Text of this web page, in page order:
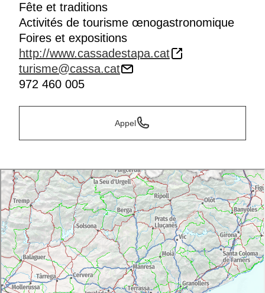
Fête et traditions
Activités de tourisme œnogastronomique
Foires et expositions
http://www.cassadestapa.cat
turisme@cassa.cat
972 460 005
Appel